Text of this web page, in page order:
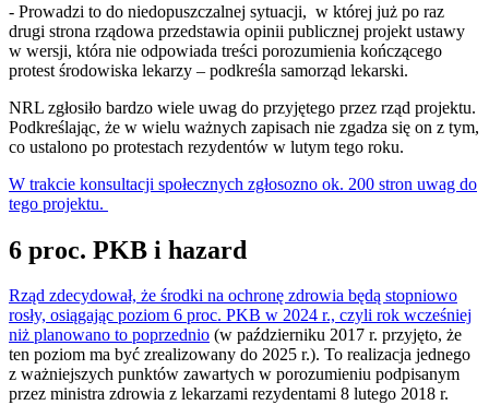
- Prowadzi to do niedopuszczalnej sytuacji, w której już po raz
drugi strona rządowa przedstawia opinii publicznej projekt ustawy
w wersji, która nie odpowiada treści porozumienia kończącego
protest środowiska lekarzy – podkreśla samorząd lekarski.
NRL zgłosiło bardzo wiele uwag do przyjętego przez rząd projektu.
Podkreślając, że w wielu ważnych zapisach nie zgadza się on z tym,
co ustalono po protestach rezydentów w lutym tego roku.
W trakcie konsultacji społecznych zgłosozno ok. 200 stron uwag do
tego projektu.
6 proc. PKB i hazard
Rząd zdecydował, że środki na ochronę zdrowia będą stopniowo
rosły, osiągając poziom 6 proc. PKB w 2024 r., czyli rok wcześniej
niż planowano to poprzednio (w październiku 2017 r. przyjęto, że
ten poziom ma być zrealizowany do 2025 r.). To realizacja jednego
z ważniejszych punktów zawartych w porozumieniu podpisanym
przez ministra zdrowia z lekarzami rezydentami 8 lutego 2018 r.